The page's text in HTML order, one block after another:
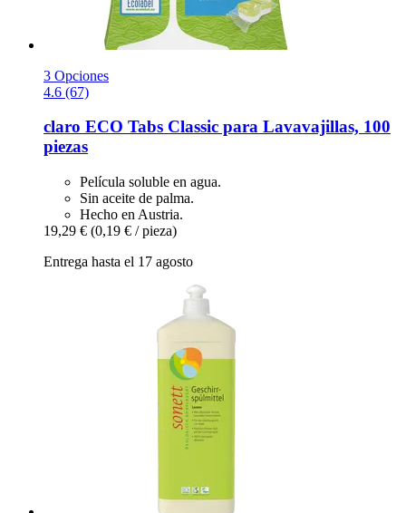
3 Opciones
4.6 (67)
claro ECO Tabs Classic para Lavavajillas, 100
piezas
Película soluble en agua.
Sin aceite de palma.
Hecho en Austria.
19,29 € (0,19 € / pieza)
Entrega hasta el 17 agosto